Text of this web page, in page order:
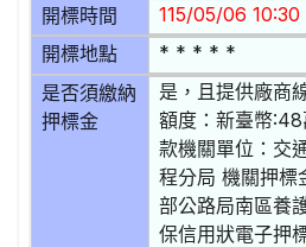
開標時間 115/05/06 10:30
開標地點 * * * * *
是否須繳納
押標金
是，且提供廠商
額度：新臺幣
款機關單位：交
程分局 機關押標
部公路局南區養
保信用狀電子押